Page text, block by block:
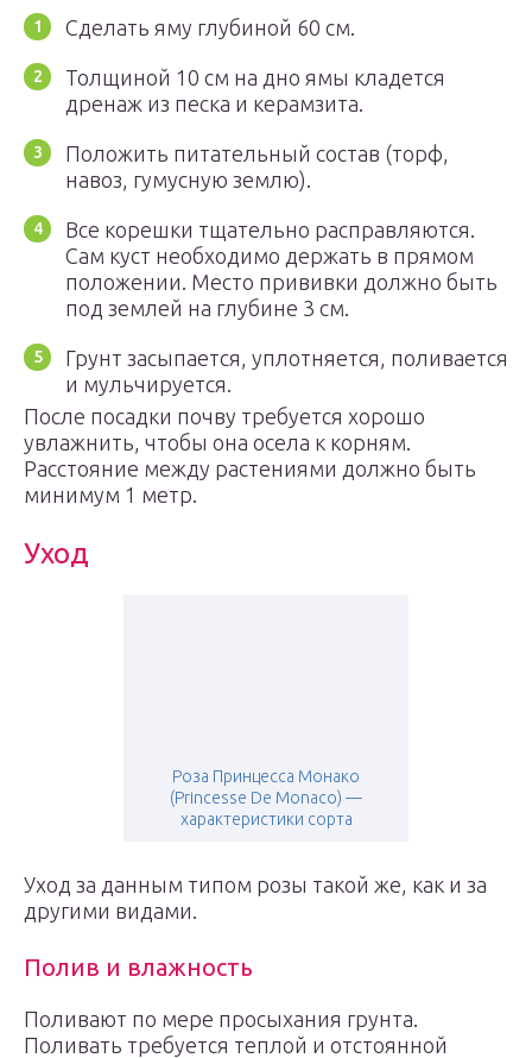
Сделать яму глубиной 60 см.
Толщиной 10 см на дно ямы кладется
дренаж из песка и керамзита.
Положить питательный состав (торф,
навоз, гумусную землю).
Все корешки тщательно расправляются.
Сам куст необходимо держать в прямом
положении. Место прививки должно быть
под землей на глубине 3 см.
Грунт засыпается, уплотняется, поливается
и мульчируется.
После посадки почву требуется хорошо
увлажнить, чтобы она осела к корням.
Расстояние между растениями должно быть
минимум 1 метр.
Уход
Роза Принцесса Монако
(Princesse De Monaco) —
характеристики сорта
Уход за данным типом розы такой же, как и за
другими видами.
Полив и влажность
Поливают по мере просыхания грунта.
Поливать требуется теплой и отстоянной